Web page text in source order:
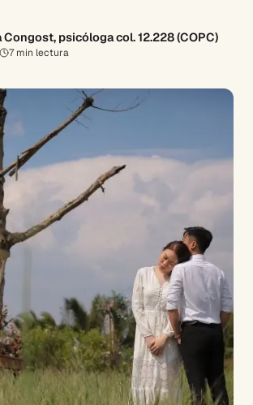
Congost, psicóloga col. 12.228 (COPC)
7min lectura